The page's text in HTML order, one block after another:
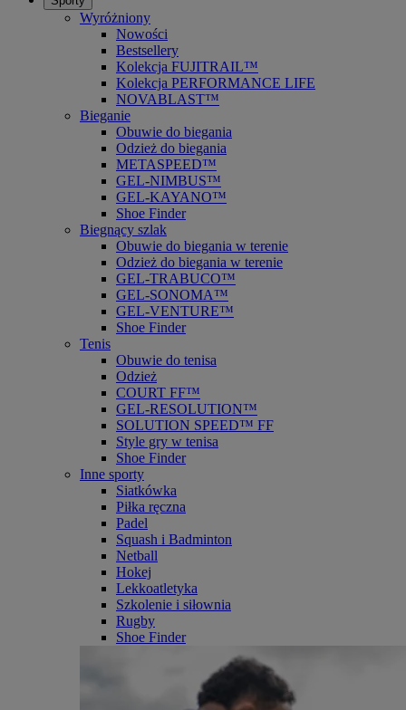
Wyróżniony
Nowości
Bestsellery
Kolekcja FUJITRAIL™
Kolekcja PERFORMANCE LIFE
NOVABLAST™
Bieganie
Obuwie do biegania
Odzież do biegania
METASPEED™
GEL-NIMBUS™
GEL-KAYANO™
Shoe Finder
Biegnący szlak
Obuwie do biegania w terenie
Odzież do biegania w terenie
GEL-TRABUCO™
GEL-SONOMA™
GEL-VENTURE™
Shoe Finder
Tenis
Obuwie do tenisa
Odzież
COURT FF™
GEL-RESOLUTION™
SOLUTION SPEED™ FF
Style gry w tenisa
Shoe Finder
Inne sporty
Siatkówka
Piłka ręczna
Padel
Squash i Badminton
Netball
Hokej
Lekkoatletyka
Szkolenie i siłownia
Rugby
Shoe Finder